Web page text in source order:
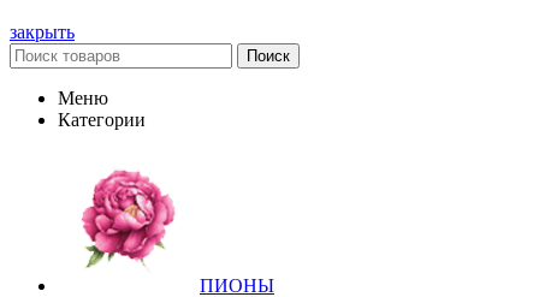
закрыть
Поиск
Меню
Категории
ПИОНЫ